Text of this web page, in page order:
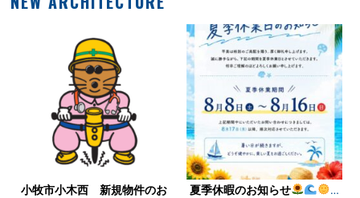
小牧市小木西 新規物件のお
夏季休暇のお知らせ
…